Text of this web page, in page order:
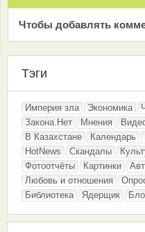
Чтобы добавлять
Тэги
Империя зла Экономика
Закона.Нет
Мнения
В Казахстане
Календарь
HotNews
Скандалы
Фотоотчёты
Картинки
Любовь и отношения
Библиотека
Ядерщик